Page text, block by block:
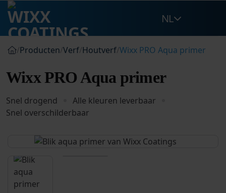
Ga
naar
inhoud
NL
/Producten/Verf/Houtverf/Wixx PRO Aqua primer
Wixx PRO Aqua primer
Snel drogend
Alle kleuren leverbaar
Snel overschilderbaar